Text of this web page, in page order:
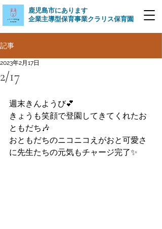
​鹿児島市にあります
企業主導型保育事業クラリス保育園
記事
2/17
2023年2月17日
週末きんようび💕
きょうも笑顔で登園してきてくれたお
ともだち🎶
おともだちのニコニコえがおと可愛さ
に先生たちの元気もチャージ完了✨